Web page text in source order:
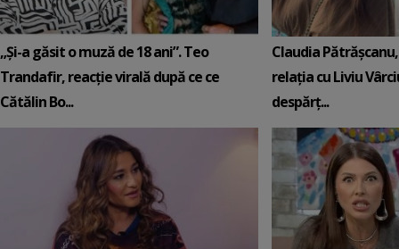
„Și-a găsit o muză de 18 ani”. Teo
Trandafir, reacție virală după ce ce
Cătălin Bo...
Claudia
relația cu Liviu
despărț...